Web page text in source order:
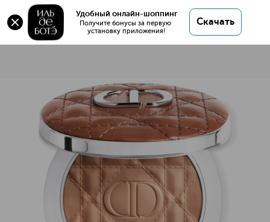
Удобный онлайн-шоппинг
Получите бонусы за первую
установку приложения!
Скачать
Dior Forever Nude Bronze Бронзирующая стойкая пудра с
Описание
Характеристики